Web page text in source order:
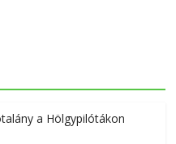
a Hölgypilótákon